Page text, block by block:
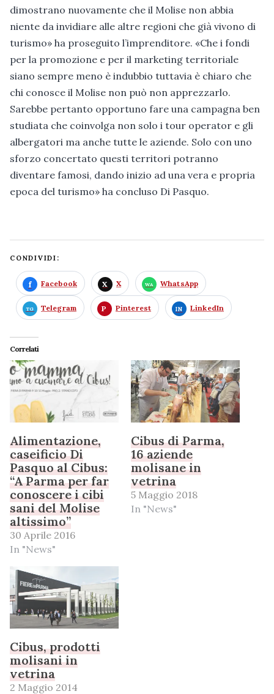
dimostrano nuovamente che il Molise non abbia
niente da invidiare alle altre regioni che già vivono di
turismo» ha proseguito l’imprenditore. «Che i fondi
per la promozione e per il marketing territoriale
siano sempre meno è indubbio tuttavia è chiaro che
chi conosce il Molise non può non apprezzarlo.
Sarebbe pertanto opportuno fare una campagna ben
studiata che coinvolga non solo i tour operator e gli
albergatori ma anche tutte le aziende. Solo con uno
sforzo concertato questi territori potranno
diventare famosi, dando inizio ad una vera e propria
epoca del turismo» ha concluso Di Pasquo.
CONDIVIDI:
Facebook X WhatsApp
Telegram Pinterest LinkedIn
Correlati
Alimentazione,
caseificio Di
Pasquo al Cibus:
“A Parma per far
conoscere i cibi
sani del Molise
altissimo”
30 Aprile 2016
In "News"
Cibus di Parma,
16 aziende
molisane in
vetrina
5 Maggio 2018
In "News"
Cibus, prodotti
molisani in
vetrina
2 Maggio 2014